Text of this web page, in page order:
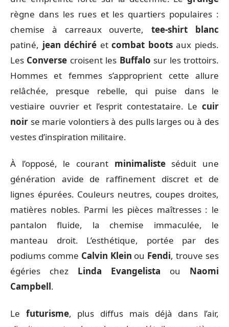
règne dans les rues et les quartiers populaires :
chemise à carreaux ouverte,tee-shirt blanc
patiné, jean déchiré etcombat bootsaux pieds.
Les Converse croisent les Buffalo sur les trottoirs.
Hommes et femmes s’approprient cette allure
relâchée, presque rebelle, qui puise dans le
vestiaire ouvrier et l’esprit contestataire. Le cuir
noir se marie volontiers à des pulls larges ou à des
vestes d’inspiration militaire.
À l’opposé, le courant minimalisteséduit une
génération avide de raffinement discret et de
lignes épurées. Couleurs neutres, coupes droites,
matières nobles. Parmi les pièces maîtresses : le
pantalon fluide, la chemise immaculée, le
manteau droit. L’esthétique, portée par des
podiums comme Calvin Klein ou Fendi, trouve ses
égéries chez Linda Evangelista ou Naomi
Campbell.
Le futurisme, plus diffus mais déjà dans l’air,